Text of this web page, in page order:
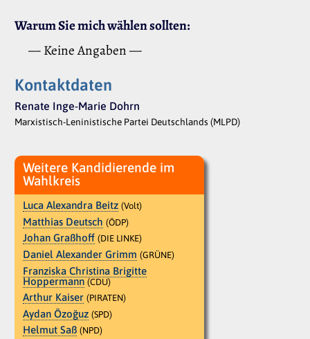
Warum Sie mich wählen sollten:
— Keine Angaben —
Kontaktdaten
Renate Inge-Marie Dohrn
Marxistisch-Leninistische Partei Deutschlands (MLPD)
Weitere Kandidierende im
Wahlkreis
Luca Alexandra Beitz (Volt)
Matthias Deutsch (ÖDP)
Johan Graßhoff (DIE LINKE)
Daniel Alexander Grimm (GRÜNE)
Franziska Christina Brigitte
Hoppermann (CDU)
Arthur Kaiser (PIRATEN)
Aydan Özoğuz (SPD)
Helmut Saß (NPD)